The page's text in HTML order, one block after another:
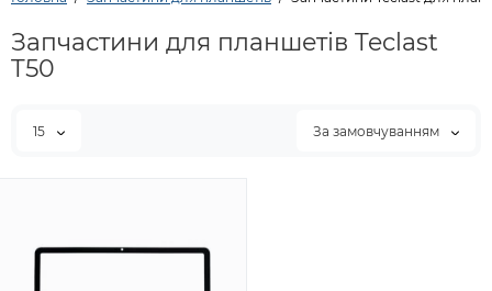
Запчастини для планшетів Teclast
T50
15 За замовчуванням